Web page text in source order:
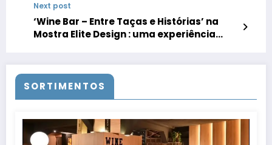
recepção
Next post
‘Wine Bar – Entre Taças e Histórias’ na
Mostra Elite Design : uma experiência
SORTIMENTOS